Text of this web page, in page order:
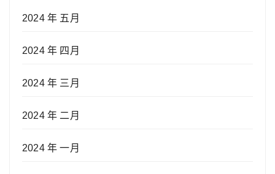
2024 年 五月
2024 年 四月
2024 年 三月
2024 年 二月
2024 年 一月